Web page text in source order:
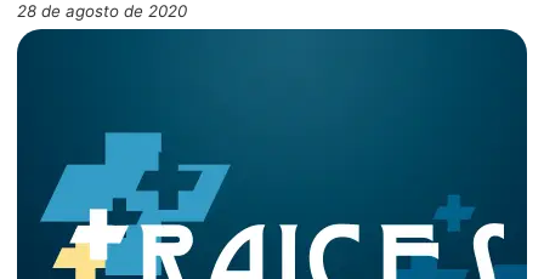
28 de agosto de 2020